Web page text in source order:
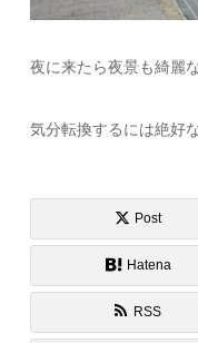
夜に来たら夜景も綺麗
気分転換するには絶好
Post
Hatena
RSS